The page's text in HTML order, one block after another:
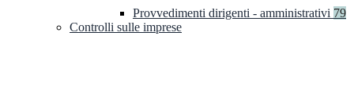
Provvedimenti dirigenti - amministrativi 79
Controlli sulle imprese